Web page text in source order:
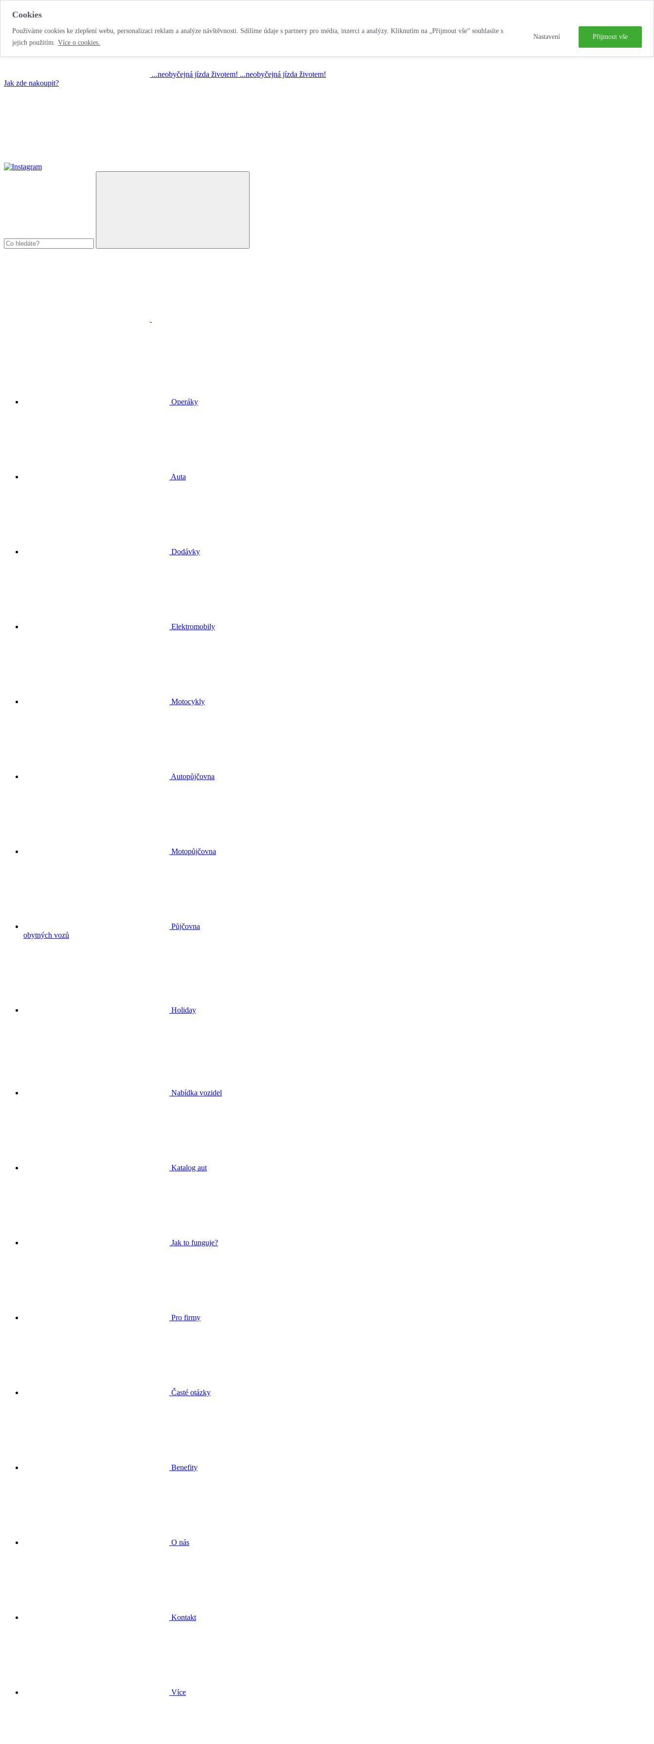
Cookies
Používáme cookies ke zlepšení webu, personalizaci reklam a analýze návštěvnosti. Sdílíme údaje s partnery pro média, inzerci a analýzy. Kliknutím na „Přijmout vše“ souhlasíte s
jejich použitím. Více o cookies.
Nastavení Přijmout vše
...neobyčejná jízda životem! ...neobyčejná jízda životem!
Jak zde nakoupit?
Operáky
Auta
Dodávky
Elektromobily
Motocykly
Autopůjčovna
Motopůjčovna
Půjčovna
obytných vozů
Holiday
Nabídka vozidel
Katalog aut
Jak to funguje?
Pro firmy
Časté otázky
Benefity
O nás
Kontakt
Více